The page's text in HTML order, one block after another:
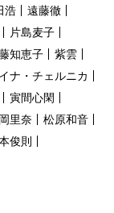
浩
遠藤徹
片島麦子
知恵子
紫雲
ナ・チェルニカ
寅間心閑
里奈
松原和音
俊則